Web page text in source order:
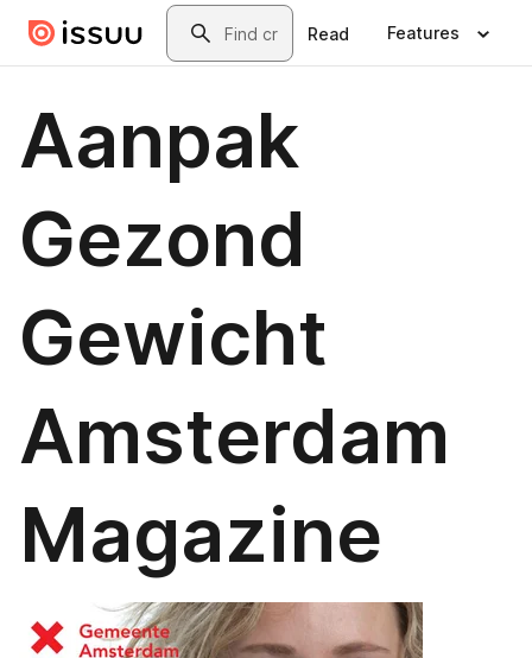
Skip to main contentSearch
Read Features
Aanpak
Gezond
Gewicht
Amsterdam
Magazine